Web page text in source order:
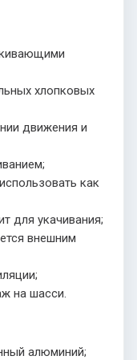
хлопковых
движения и
как
для укачивания;
внешним
на шасси.
алюминий;